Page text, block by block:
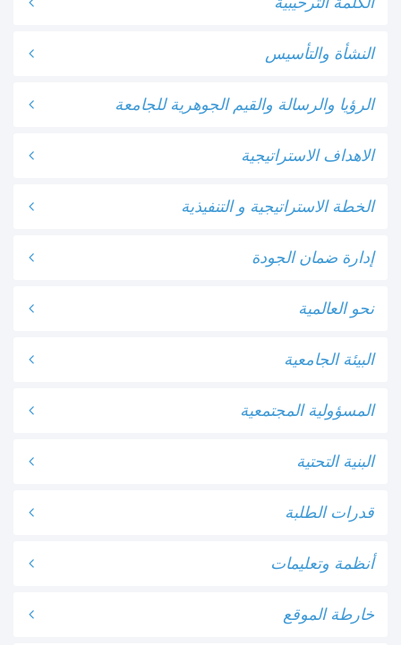
النشأة والتأسيس
الرؤيا والرسالة والقيم الجوهرية للجامعة
الاهداف الاستراتيجية
الخطة الاستراتيجية و التنفيذية
إدارة ضمان الجودة
نحو العالمية
البيئة الجامعية
المسؤولية المجتمعية
البنية التحتية
قدرات الطلبة
أنظمة وتعليمات
خارطة الموقع